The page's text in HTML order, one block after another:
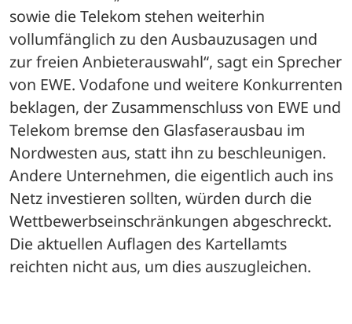
sowie die Telekom stehen weiterhin
vollumfänglich zu den Ausbauzusagen und
zur freien Anbieterauswahl“, sagt ein Sprecher
von EWE. Vodafone und weitere Konkurrenten
beklagen, der Zusammenschluss von EWE und
Telekom bremse den Glasfaserausbau im
Nordwesten aus, statt ihn zu beschleunigen.
Andere Unternehmen, die eigentlich auch ins
Netz investieren sollten, würden durch die
Wettbewerbseinschränkungen abgeschreckt.
Die aktuellen Auflagen des Kartellamts
reichten nicht aus, um dies auszugleichen.